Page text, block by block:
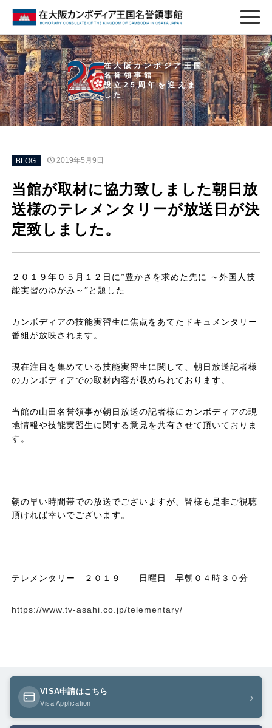
在大阪カンボジア王国
名誉領事館
設立25周年を迎えま
した
BLOG 2019年5月9日
当館が取材に協力致しました朝日放
送様のテレメンタリーが放送日が決
定致しました。
２０１９年０５月１２日に”豊かさを求めた先に ～外国人技
能実習のゆがみ～”と題した
カンボディアの技能実習生に焦点をあてたドキュメンタリー
番組が放映されます。
現在注目を集めている技能実習生に関して、朝日放送記者様
のカンボディアでの取材内容が収められております。
当館の山田名誉領事が朝日放送の記者様にカンボディアの現
地情報や技能実習生に関する意見を共有させて頂いておりま
す。
朝の早い時間帯での放送でございますが、皆様も是非ご視聴
頂ければ幸いでございます。
テレメンタリー ２０１９ 日曜日 早朝０４時３０分
https://www.tv-asahi.co.jp/telementary/
VISA申請はこちら
Visa Application ›